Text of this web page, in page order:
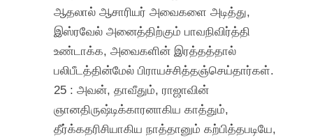
ஆதலால் ஆசாரியர் அவைகளை அடித்து,
இஸ்ரவேல் அனைத்திற்கும் பாவநிவிர்த்தி
உண்டாக்க, அவைகளின் இரத்தத்தால்
பலிபீடத்தின்மேல் பிராயச்சித்தஞ்செய்தார்கள்.
25 : அவன், தாவீதும், ராஜாவின்
ஞானதிருஷ்டிக்காரனாகிய காத்தும்,
தீர்க்கதரிசியாகிய நாத்தானும் கற்பித்தபடியே,